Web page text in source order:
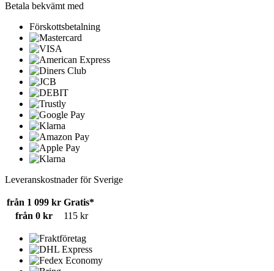
Betala bekvämt med
Förskottsbetalning
Leveranskostnader för Sverige
från 1 099 kr Gratis*
från 0 kr
115 kr